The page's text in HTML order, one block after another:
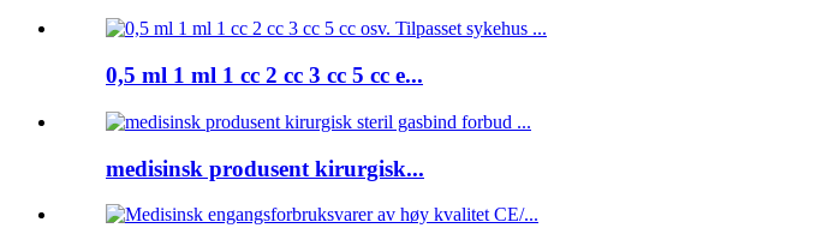
0,5 ml 1 ml 1 cc 2 cc 3 cc 5 cc e...
medisinsk produsent kirurgisk...